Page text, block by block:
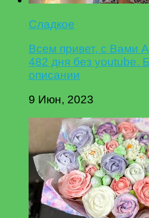
Сладкое
Всем привет, с Вами
482 дня без youtube.
описании
9 Июн, 2023